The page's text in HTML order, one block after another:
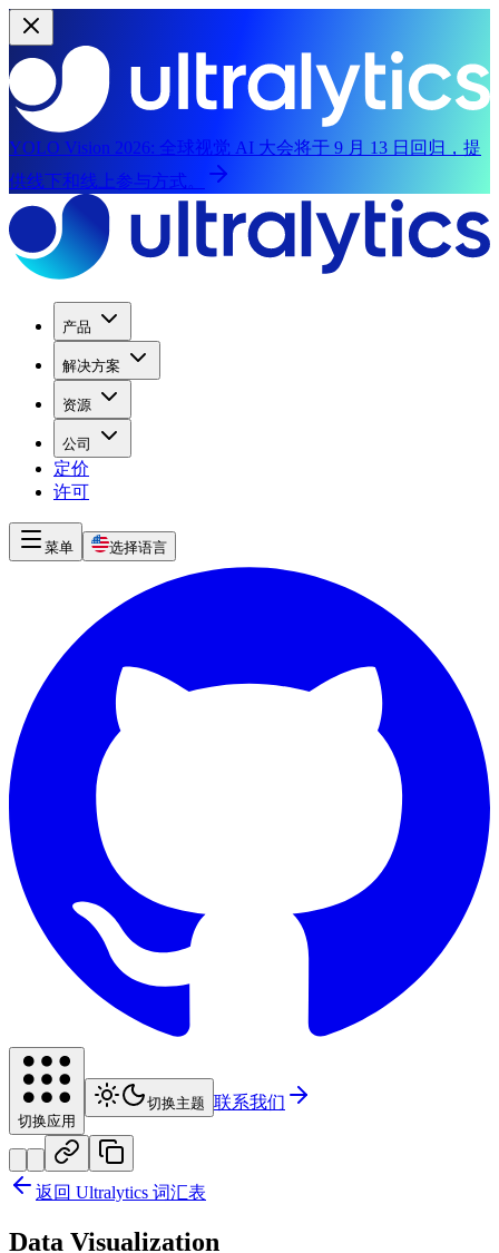
YOLO Vision 2026: 全球视觉 AI 大会将于 9 月 13 日回归，提
供线下和线上参与方式。
产品
解决方案
资源
公司
定价
许可
菜单 选择语言
切换应用
切换主题 联系我们
返回 Ultralytics 词汇表
Data Visualization